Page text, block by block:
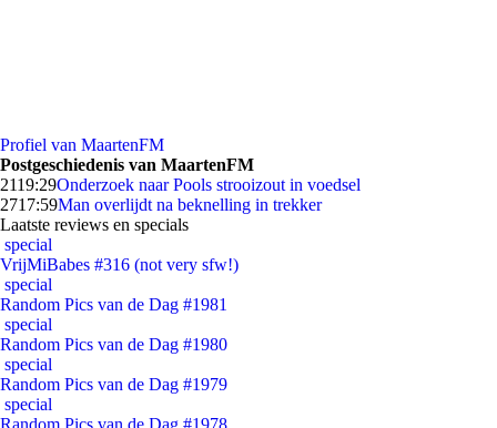
Profiel van MaartenFM
Postgeschiedenis van MaartenFM
2119:29Onderzoek naar Pools strooizout in voedsel
2717:59Man overlijdt na beknelling in trekker
Laatste reviews en specials
special
VrijMiBabes #316 (not very sfw!)
special
Random Pics van de Dag #1981
special
Random Pics van de Dag #1980
special
Random Pics van de Dag #1979
special
Random Pics van de Dag #1978